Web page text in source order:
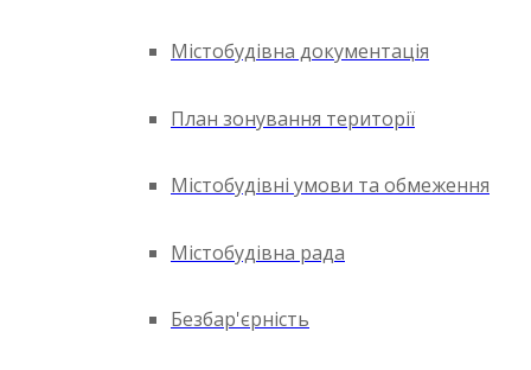
Містобудівна документація
План зонування території
Містобудівні умови та обмеження
Містобудівна рада
Безбар'єрність